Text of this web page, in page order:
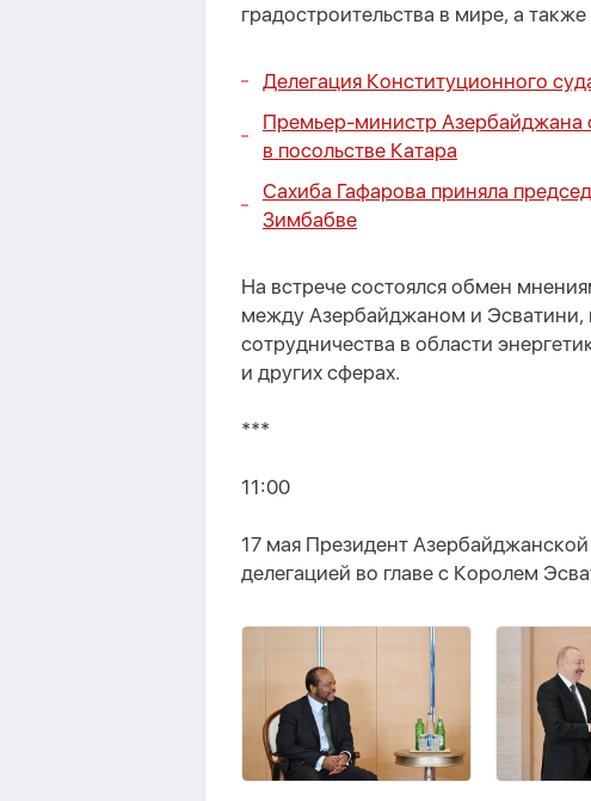
градостроительства в мире, а
Делегация Конституционного
Премьер-министр Азербайджана
в посольстве Катара
Сахиба Гафарова приняла
Зимбабве
На встрече состоялся обмен
между Азербайджаном и Эсватини,
сотрудничества в области
и других сферах.
***
11:00
17 мая Президент
делегацией во главе с Королем